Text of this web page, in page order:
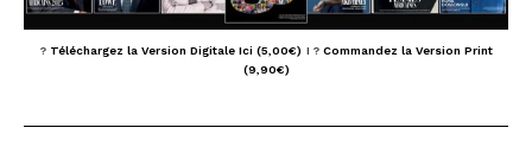
? Téléchargez la Version Digitale Ici (5,00€) I ? Commandez la Version Print
(9,90€)